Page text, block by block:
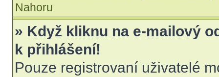
Nahoru
» Když kliknu na e-mailový
k přihlášení!
Pouze registrovaní uživatelé